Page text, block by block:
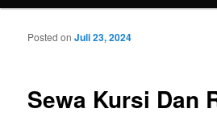
Sewa Kursi Dan
Posted onJuli 23, 2024